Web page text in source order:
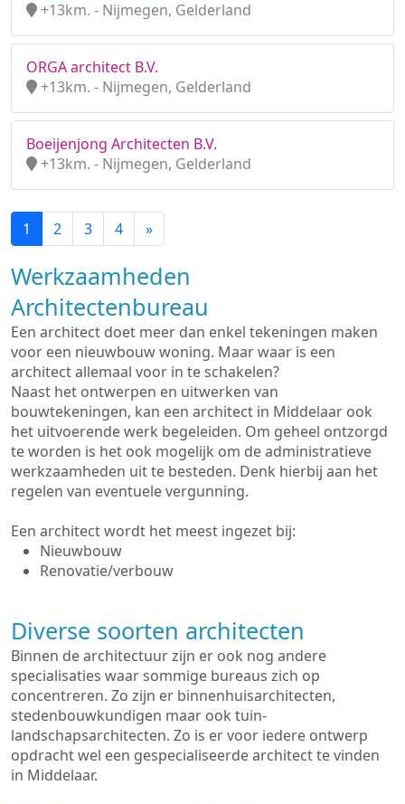
+13km. - Nijmegen, Gelderland
ORGA architect B.V.
+13km. - Nijmegen, Gelderland
Boeijenjong Architecten B.V.
+13km. - Nijmegen, Gelderland
1 2 3 4 »
Werkzaamheden
Architectenbureau
Een architect doet meer dan enkel tekeningen maken
voor een nieuwbouw woning. Maar waar is een
architect allemaal voor in te schakelen?
Naast het ontwerpen en uitwerken van
bouwtekeningen, kan een architect in Middelaar ook
het uitvoerende werk begeleiden. Om geheel ontzorgd
te worden is het ook mogelijk om de administratieve
werkzaamheden uit te besteden. Denk hierbij aan het
regelen van eventuele vergunning.
Een architect wordt het meest ingezet bij:
Nieuwbouw
Renovatie/verbouw
Diverse soorten architecten
Binnen de architectuur zijn er ook nog andere
specialisaties waar sommige bureaus zich op
concentreren. Zo zijn er binnenhuisarchitecten,
stedenbouwkundigen maar ook tuin-
landschapsarchitecten. Zo is er voor iedere ontwerp
opdracht wel een gespecialiseerde architect te vinden
in Middelaar.